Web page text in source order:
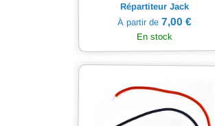
Répartiteur Jack
À partir de 7,00 €
En stock